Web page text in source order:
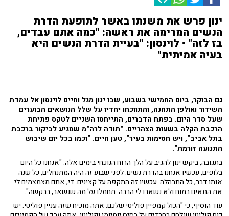
ינון פרש את משנתו באשר לתופעת הדרת
הנשים המרימה את ראשה: "כמה אתם עבדים,
בז לזה" • לוינסון: "בעיית הדרת הנשים היא
בעיה אמיתית"
גם הבוקר, ביום החמישי בשבוע, שבו ינון מגל וחיים לוינסון אל עמדת
השידור ואולפן התחנה, והתווכחו יחדיו על שלל הנושאים הבוערים
שעל סדר היום. בפתח הדברים, התייחסו השניים לטקס פתיחת
הרכבת הקלה בשעות הצהריים. "תודה לרה"מ שמגיע לביקור ברכבת
בתל אביב", ויש חסימות בעיר", טען חיים. "וכמו בכל יום שיבוש
התנועה זורמת".
בתגובה, ביקש ינון להגיב על הלך הרוח הנוכחי בימים אלה: "אנחנו כל היום
בלופים, עכשיו אנחנו בהדרת נשים. לפני שבוע זה היה המתנחלים, כל שנה
אותו דבר, כל התבהלה. עכשיו זה התקפה על קצינים. די, אתם מצמצמים לי
את התאים במוח ולא נשארו לי הרבה. תחמלו על מה שנשאר, בבקשה".
עוד הוסיף, כי "הכול קמפיין פוליטי שלכם. אתה מוכיח שזה עניין פוליטי. יש